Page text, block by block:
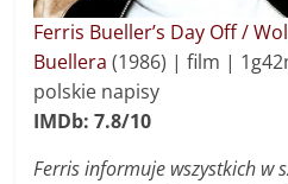
Ferris Bueller’s Day Off /
Buellera (1986) | film |
polskie napisy
IMDb: 7.8/10
Ferris informuje wszystkich w